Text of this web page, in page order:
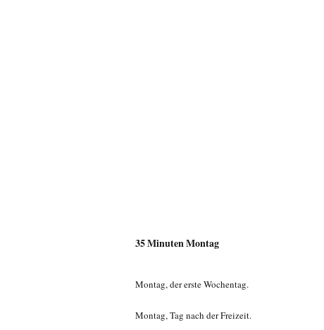
35 Minuten Montag
Montag, der erste Wochentag.
Montag, Tag nach der Freizeit.